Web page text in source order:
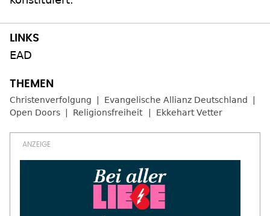
EAD
Christenverfolgung
Evangelische Allianz Deutschland
Open Doors
Religionsfreiheit Ekkehart Vetter